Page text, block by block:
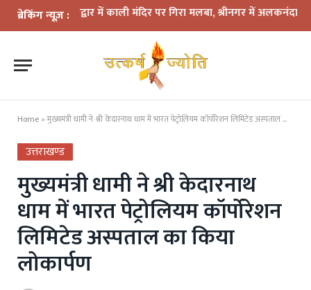
ब्रेकिंग न्यूज़ :
हरिद्वार में काली मंदिर पर गिरा मलबा, श्रीनगर में अलकनंदा का जलस्तर
Home »मुख्यमंत्री धामी ने श्री केदारनाथ धाम में भारत पेट्रोलियम कॉर्पोरेशन लिमिटेड अस्पताल का किया लोकार्पण
उत्तराखण्ड
मुख्यमंत्री धामी ने श्री केदारनाथ
धाम में भारत पेट्रोलियम कॉर्पोरेशन
लिमिटेड अस्पताल का किया
लोकार्पण